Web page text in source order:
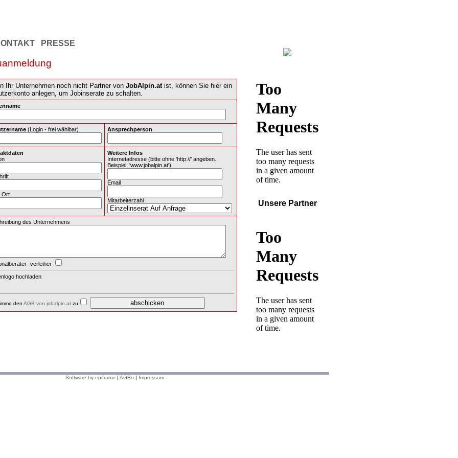
PRESSE
Ihr Unternehmen noch nicht Partner von JobAlpin.atist, können Sie hier ein
anlegen, um Jobinserate zu schalten.
(Login - frei wählbar) Ansprechperson
Ort
Weitere Infos
Internetadresse (bitte ohne 'http://' angeben.
Beispiel: 'www.jobalpin.at')
Email
Mitarbeiterzahl
des Unternehmens
verleiher
hochladen
den AGB von jobalpin.atzu
Unsere Partner
Software by epiframe | AGBn | Impressum